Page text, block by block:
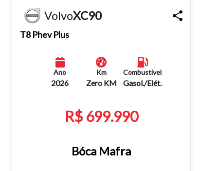
teclado.
VolvoXC90
T8 Phev Plus
Ano
2026
Km
Zero KM
Combustível
Gasol./Elét.
R$ 699.990
Bóca Mafra